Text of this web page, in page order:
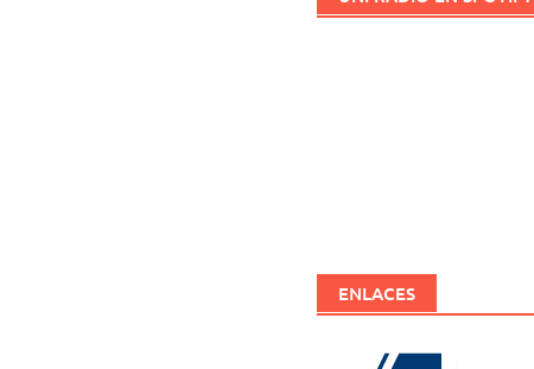
ENLACES